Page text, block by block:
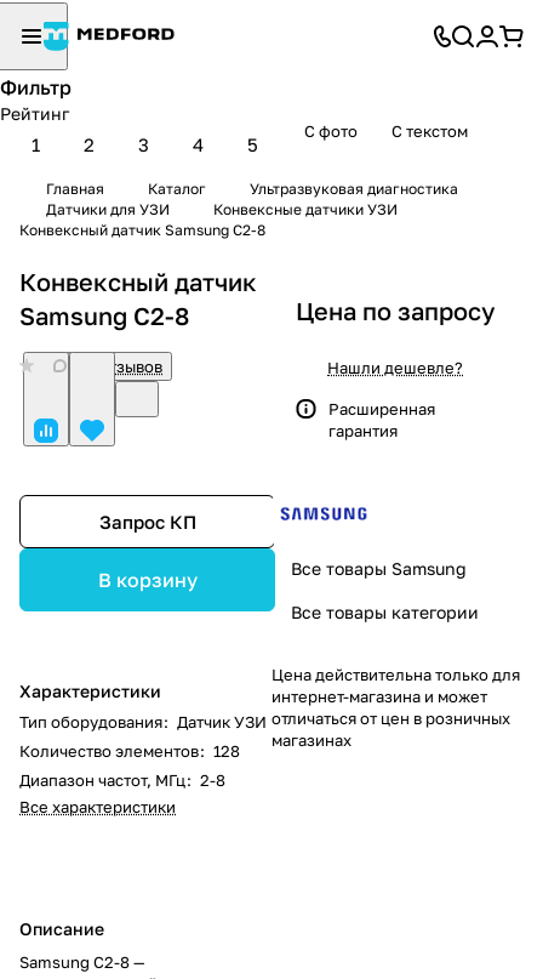
Фильтр
Рейтинг
1 2 3 4 5
С фото С текстом
Главная Каталог
Ультразвуковая диагностика
Датчики для УЗИ
Конвексные датчики УЗИ
Конвексный датчик Samsung C2-8
Конвексный датчик
Samsung C2-8
Нет отзывов
Запрос КП
В корзину
Характеристики
Тип оборудования: Датчик УЗИ
Количество элементов: 128
Диапазон частот, МГц: 2-8
Все характеристики
Описание
Samsung C2-8 —
Цена по запросу
Нашли дешевле?
Расширенная
гарантия
Все товары Samsung
Все товары категории
Цена действительна только для
интернет-магазина и может
отличаться от цен в розничных
магазинах